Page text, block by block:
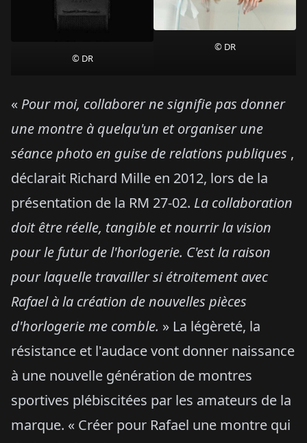
© DR
© DR
« Pour moi, collaborer ne signifiepas donner
une montre à quelqu'un et organiser une
séance photo en guise de relations publiques ,
déclarait Richard Mille en 2012, lors de la
présentation de la RM 27-02. La collaboration
doit être réelle, tangible et nourrir la vision
pour le futur de l'horlogerie. C'est la raison
pour laquelle travailler si étroitement avec
Rafael à la création de nouvelles pièces
d'horlogerie me comble. » La légèreté, la
résistance et l'audace vont donner naissance
à une nouvelle génération de montres
sportives plébiscitées par les amateurs de la
marque. « Créer pour Rafael une montre qui